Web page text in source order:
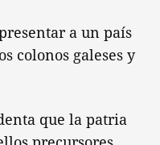
a un país
colonos galeses y
que la patria